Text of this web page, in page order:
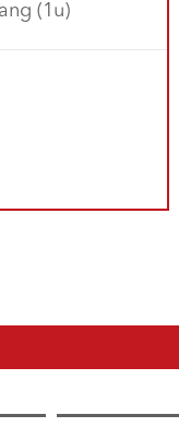
(1u)